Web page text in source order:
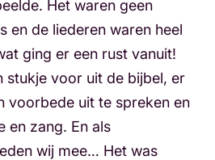
Het waren geen
en de liederen waren heel
ging er een rust vanuit!
stukje voor uit de bijbel, er
voorbede uit te spreken en
en zang. En als
wij mee… Het was